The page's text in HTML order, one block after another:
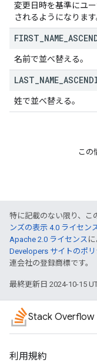
変更日時を基準にユ
されるようになります
FIRST NAME
名前で並べ替える。
LAST NAME
姓で並べ替える。
この
特に記載のない限り、こ
ンズの表示 4.0 ライセン
Apache 2.0 ライセンス
Developers サイトのポリ
連会社の登録商標です。
最終更新日 2024-10-15
Stack Overflow
利用規約